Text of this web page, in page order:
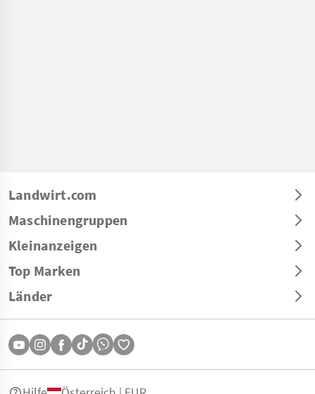
Landwirt.com
Maschinengruppen
Kleinanzeigen
Top Marken
Länder